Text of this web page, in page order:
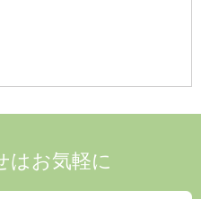
はお気軽に